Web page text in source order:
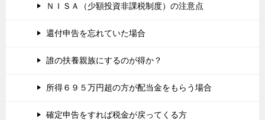
ＮＩＳＡ（少額投資非課税制度）の注意点
還付申告を忘れていた場合
誰の扶養親族にするのが得か？
所得６９５万円超の方が配当金をもらう場合
確定申告をすれば税金が戻ってくる方